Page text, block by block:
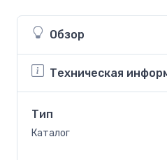
Обзор
Техническая
Тип
Каталог